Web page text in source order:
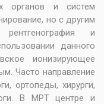
органов и систем
но с другим
и
данного
ионизирующее
Часто направление
ортопеды, хирурги,
В МРТ центре и